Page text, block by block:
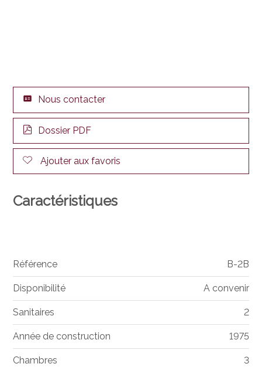
Nous contacter
Dossier PDF
Ajouter aux favoris
Caractéristiques
Référence B-2B
Disponibilité A convenir
Sanitaires 2
Année de construction 1975
Chambres 3